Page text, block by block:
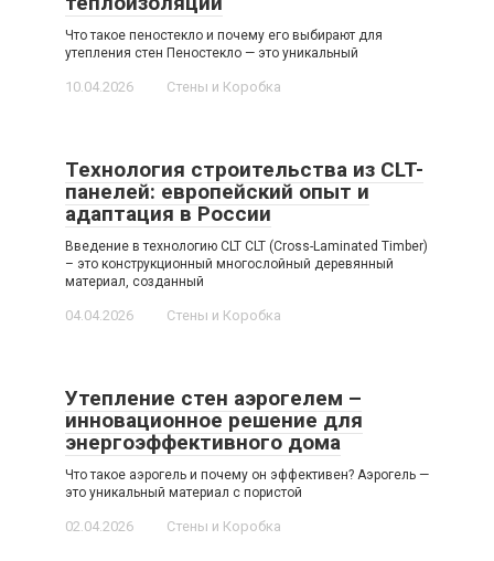
Что такое пеностекло и почему его выбирают для
утепления стен Пеностекло — это уникальный
10.04.2026 Стены и Коробка
Технология строительства из CLT-
панелей: европейский опыт и
адаптация в России
Введение в технологию CLT CLT (Cross-Laminated Timber)
– это конструкционный многослойный деревянный
материал, созданный
04.04.2026 Стены и Коробка
Утепление стен аэрогелем –
инновационное решение для
энергоэффективного дома
Что такое аэрогель и почему он эффективен? Аэрогель —
это уникальный материал с пористой
02.04.2026 Стены и Коробка